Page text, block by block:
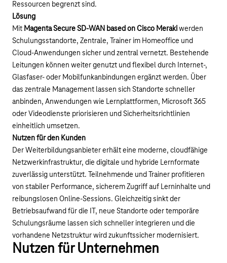
Ressourcen begrenzt sind.
Lösung
Mit Magenta Secure SD-WAN based on Cisco Merakiwerden
Schulungsstandorte, Zentrale, Trainer im Homeoffice und
Cloud-Anwendungen sicher und zentral vernetzt. Bestehende
Leitungen können weiter genutzt und flexibel durch Internet-,
Glasfaser- oder Mobilfunkanbindungen ergänzt werden. Über
das zentrale Management lassen sich Standorte schneller
anbinden, Anwendungen wie Lernplattformen, Microsoft 365
oder Videodienste priorisieren und Sicherheitsrichtlinien
einheitlich umsetzen.
Nutzen für den Kunden
Der Weiterbildungsanbieter erhält eine moderne, cloudfähige
Netzwerkinfrastruktur, die digitale und hybride Lernformate
zuverlässig unterstützt. Teilnehmende und Trainer profitieren
von stabiler Performance, sicherem Zugriff auf Lerninhalte und
reibungslosen Online-Sessions. Gleichzeitig sinkt der
Betriebsaufwand für die IT, neue Standorte oder temporäre
Schulungsräume lassen sich schneller integrieren und die
vorhandene Netzstruktur wird zukunftssicher modernisiert.
Nutzen für Unternehmen